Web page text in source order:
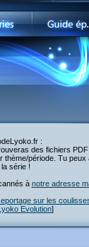
:
des fichiers
période. Tu
série !
à notre adresse
sur les
Evolution]